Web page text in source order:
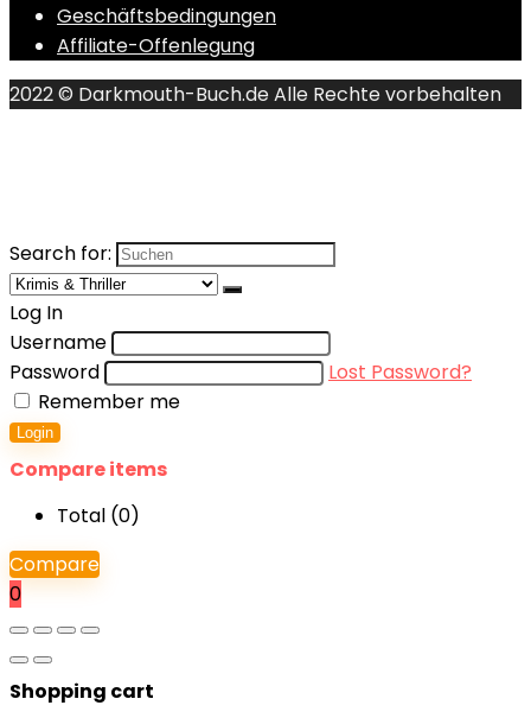
Geschäftsbedingungen
Affiliate-Offenlegung
2022 © Darkmouth-Buch.de Alle Rechte vorbehalten
Search for:
Log In
Username
Password
Lost Password?
Remember me
Login
Compare items
Total (0)
Compare
0
Shopping cart